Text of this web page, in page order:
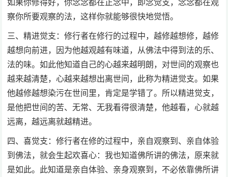
察你所要观察的法，这样你就能够很快地觉悟。
三、精进觉支：修行者在修行的过程中，越修越想修，越修
越想向前进，因为他越观越有味道，从佛法中得到法的乐、
法的味。如此他知道自己的心越来越明朗，对世间的观察也
越来越清楚，心越来越想出离世间，此称为精进觉支。如果
他越修越想染污在世间里，肯定是学错了。所以精进觉支，
是他把世间的苦、无常、无我看得很清楚，他越看，心就越
远离，越远离就越精进。
四、喜觉支：修行者在修的过程中，亲自观察到、亲自体验
到佛法，就会生起欢喜心：我也知道佛所讲的佛法，原来就
是如此。此知道是亲自体验、亲身观察到，不必依靠佛所讲